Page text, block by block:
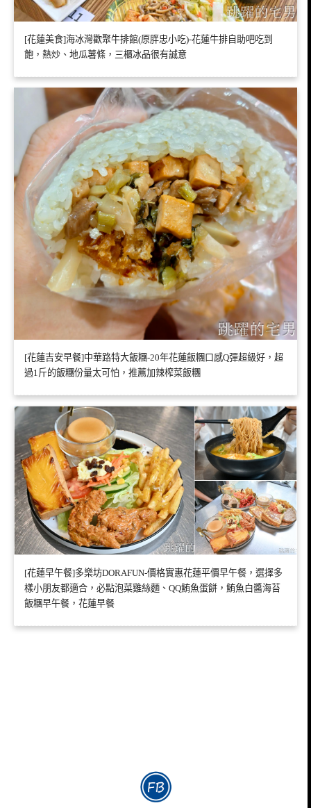
[花蓮美食]海冰灣歡聚牛排館(原胖忠小吃)-花蓮牛排自助吧吃到
飽，熱炒、地瓜薯條，三櫃冰品很有誠意
[花蓮吉安早餐]中華路特大飯糰-20年花蓮飯糰口感Q彈超級好，超
過1斤的飯糰份量太可怕，推薦加辣榨菜飯糰
[花蓮早午餐]多樂坊DORAFUN-價格實惠花蓮平價早午餐，選擇多
樣小朋友都適合，必點泡菜雞絲麵、QQ鮪魚蛋餅，鮪魚白醬海苔
飯糰早午餐，花蓮早餐